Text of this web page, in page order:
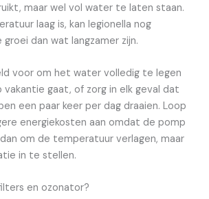
maar wel vol water te laten staan.
laag is, kan legionella nog
groei dan wat langzamer zijn.
voor om het water volledig te legen
vakantie gaat, of zorg in elk geval dat
een paar keer per dag draaien. Loop
energiekosten aan omdat de pomp
om de temperatuur verlagen, maar
in te stellen.
en ozonator?